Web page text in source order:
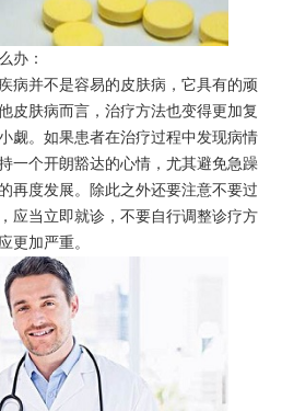
办：
病并不是容易的皮肤病，它具有的顽
皮肤病而言，治疗方法也变得更加复
觑。如果患者在治疗过程中发现病情
一个开朗豁达的心情，尤其避免急躁
再度发展。除此之外还要注意不要过
应当立即就诊，不要自行调整诊疗方
更加严重。